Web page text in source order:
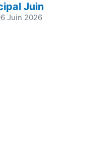
Juin
Juin 2026